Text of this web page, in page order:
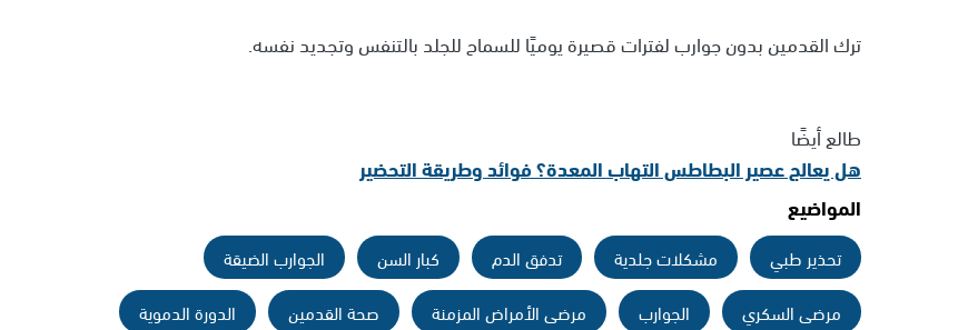
ترك القدمين بدون جوارب لفترات قصيرة يوميًا للسماح للجلد بالتنفس وتجديد نفسه.
طالع أيضًا
هل يعالج عصير البطاطس التهاب المعدة؟ فوائد وطريقة التحضير
المواضيع
تحذير طبي مشكلات جلدية تدفق الدم كبار السن
الجوارب الضيقة
مرضى السكري
الجوارب مرضى الأمراض المزمنة صحة القدمين
الدورة الدموية